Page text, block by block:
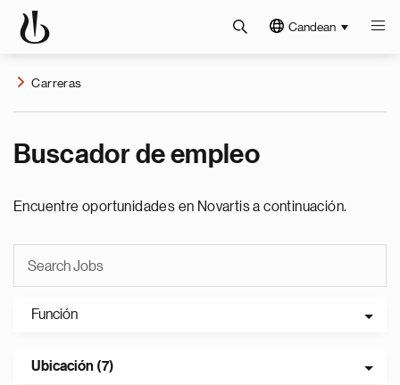
Candean
Carreras
Buscador de empleo
Encuentre oportunidades en Novartis a continuación.
Función
Ubicación (7)